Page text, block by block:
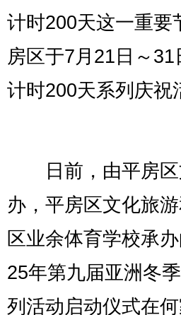
计时200天这一重要
房区于7月21日～
计时200天系列庆祝
日前，由平房区
办，平房区文化旅
区业余体育学校承
25年第九届亚洲冬
列活动启动仪式在